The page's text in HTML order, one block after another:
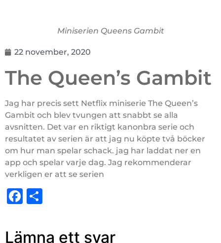
Miniserien Queens Gambit
22 november, 2020
The Queen’s Gambit
Jag har precis sett Netflix miniserie The Queen’s
Gambit och blev tvungen att snabbt se alla
avsnitten. Det var en riktigt kanonbra serie och
resultatet av serien är att jag nu köpte två böcker
om hur man spelar schack. jag har laddat ner en
app och spelar varje dag. Jag rekommenderar
verkligen er att se serien
Facebook
Lämna ett svar